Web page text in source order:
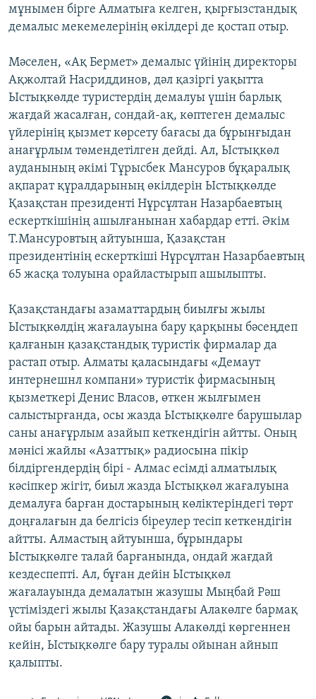
мұнымен бірге Алматыға келген, қырғызстандық
демалыс мекемелерінің өкілдері де қостап отыр.
Мәселен, «Ақ Бермет» демалыс үйінің директоры
Ақжолтай Насриддинов, дәл қазіргі уақытта
Ыстықкөлде туристердің демалуы үшін барлық
жағдай жасалған, сондай-ақ, көптеген демалыс
үйлерінің қызмет көрсету бағасы да бұрынғыдан
анағұрлым төмендетілген дейді. Ал, Ыстықкөл
ауданының әкімі Тұрысбек Мансуров бұқаралық
ақпарат құралдарының өкілдерін Ыстықкөлде
Қазақстан президенті Нұрсұлтан Назарбаевтың
ескерткішінің ашылғанынан хабардар етті. Әкім
Т.Мансуровтың айтуынша, Қазақстан
президентінің ескерткіші Нұрсұлтан Назарбаевтың
65 жасқа толуына орайластырып ашылыпты.
Қазақстандағы азаматтардың биылғы жылы
Ыстықкөлдің жағалауына бару қарқыны бәсеңдеп
қалғанын қазақстандық туристік фирмалар да
растап отыр. Алматы қаласындағы «Демаут
интернешнл компани» туристік фирмасының
қызметкері Денис Власов, өткен жылғымен
салыстырғанда, осы жазда Ыстықкөлге барушылар
саны анағұрлым азайып кеткендігін айтты. Оның
мәнісі жайлы «Азаттық» радиосына пікір
білдіргендердің бірі - Алмас есімді алматылық
кәсіпкер жігіт, биыл жазда Ыстықкөл жағалуына
демалуға барған достарының көліктеріндегі төрт
доңғалағын да белгісіз біреулер тесіп кеткендігін
айтты. Алмастың айтуынша, бұрындары
Ыстықкөлге талай барғанында, ондай жағдай
кездеспепті. Ал, бұған дейін Ыстықкөл
жағалауында демалатын жазушы Мыңбай Рәш
үстіміздегі жылы Қазақстандағы Алакөлге бармақ
ойы барын айтады. Жазушы Алакөлді көргеннен
кейін, Ыстықкөлге бару туралы ойынан айнып
қалыпты.